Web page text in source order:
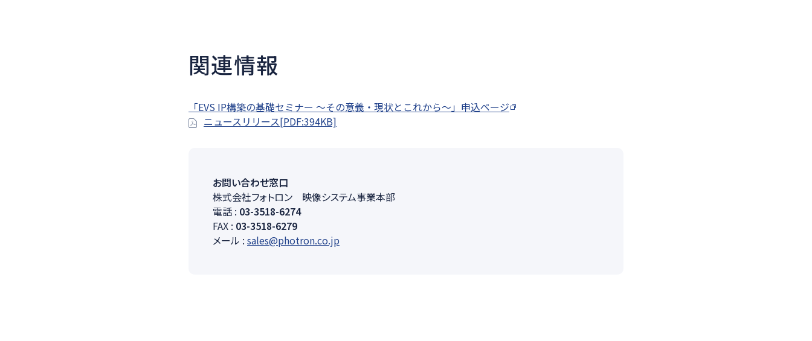
関連情報
「EVS IP構築の基礎セミナー ～その意義・現状とこれから～」申込ページ
ニュースリリース[PDF:394KB]
お問い合わせ窓口
株式会社フォトロン 映像システム事業本部
電話 : 03-3518-6274
FAX : 03-3518-6279
メール : sales@photron.co.jp